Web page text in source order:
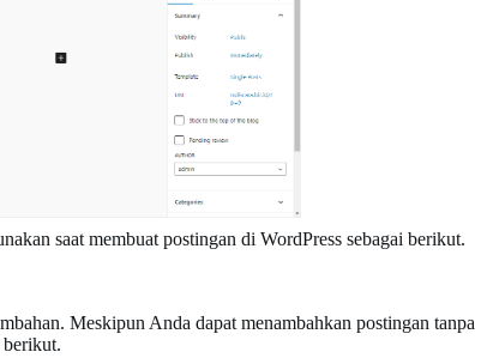
saat membuat postingan di WordPress sebagai berikut.
Meskipun Anda dapat menambahkan postingan tanpa
berikut.